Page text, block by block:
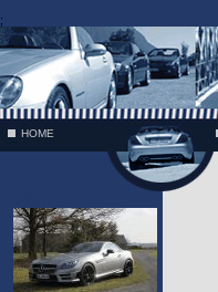
;
HOME